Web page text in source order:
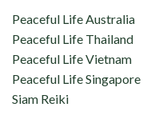
Peaceful Life Australia
Peaceful Life Thailand
Peaceful Life Vietnam
Peaceful Life Singapore
Siam Reiki